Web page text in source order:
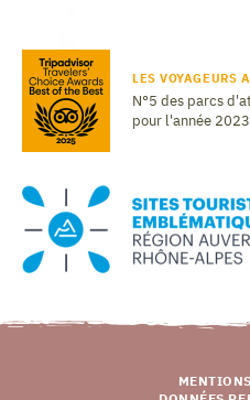
LES VOYAGEURS
N°5 des parcs
pour l'année